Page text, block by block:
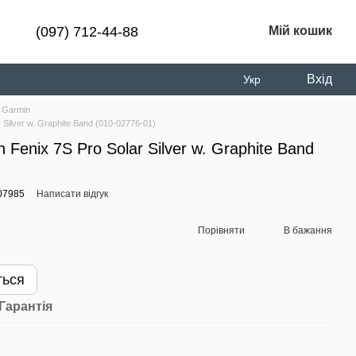
(097) 712-44-88 Мій кошик
Укр Вхід
Garmin
w. Graphite Band (010-02776-01)
Fenix 7S Pro Solar Silver w. Graphite Band
Написати відгук
Порівняти В бажання
Гарантія